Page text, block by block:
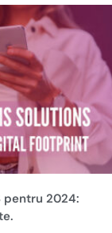
pentru 2024: